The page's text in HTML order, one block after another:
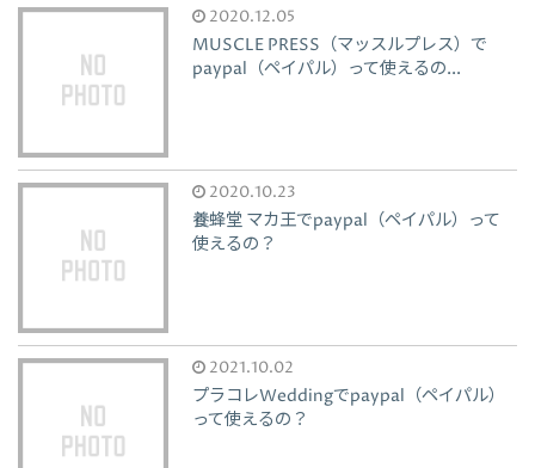
2020.12.05
MUSCLE PRESS（マッスルプレス）で
paypal（ペイパル）って使えるの...
2020.10.23
養蜂堂 マカ王でpaypal（ペイパル）って
使えるの？
2021.10.02
プラコレWeddingでpaypal（ペイパル）
って使えるの？